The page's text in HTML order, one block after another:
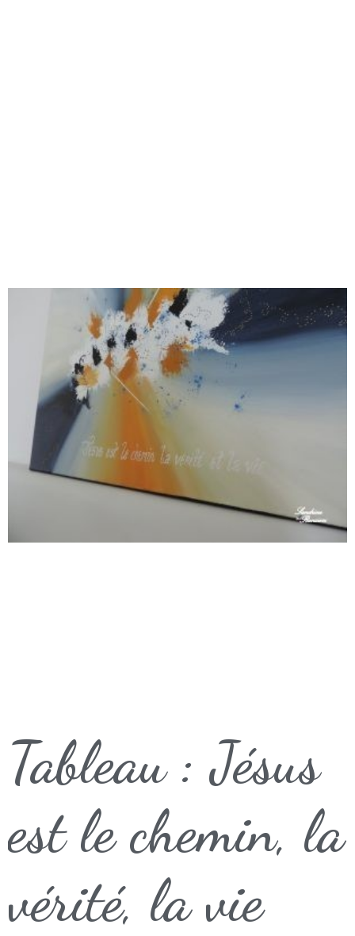
Tableau : Jésus
est le chemin, la
vérité, la vie